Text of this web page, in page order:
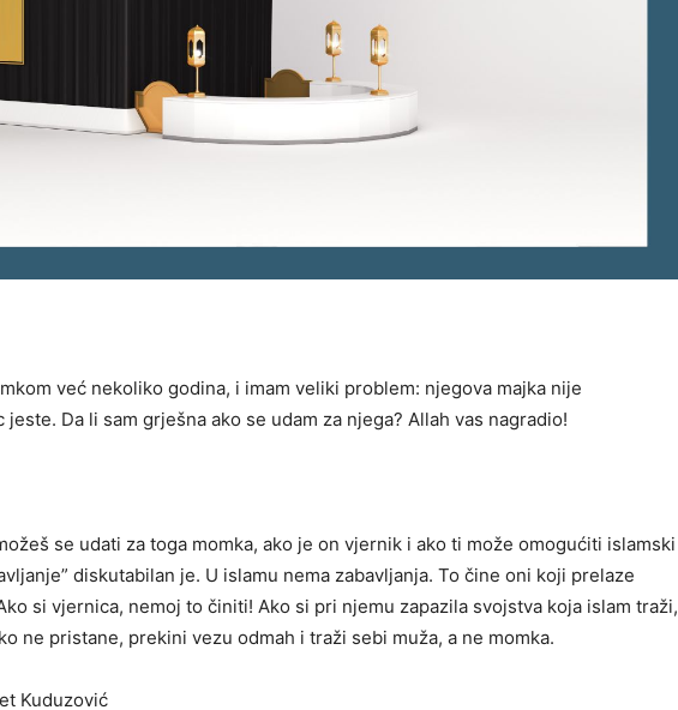
već nekoliko godina, i imam veliki problem: njegova majka nije
jeste. Da li sam grješna ako se udam za njega? Allah vas nagradio!
se udati za toga momka, ako je on vjernik i ako ti može omogućiti islamski
diskutabilan je. U islamu nema zabavljanja. To čine oni koji prelaze
si vjernica, nemoj to činiti! Ako si pri njemu zapazila svojstva koja islam traži,
ne pristane, prekini vezu odmah i traži sebi muža, a ne momka.
Kuduzović